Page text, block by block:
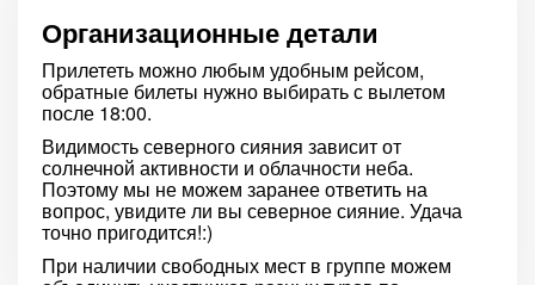
Организационные детали
Прилететь можно любым удобным рейсом,
обратные билеты нужно выбирать с вылетом
после 18:00.
Видимость северного сияния зависит от
солнечной активности и облачности неба.
Поэтому мы не можем заранее ответить на
вопрос, увидите ли вы северное сияние. Удача
точно пригодится!:)
При наличии свободных мест в группе можем